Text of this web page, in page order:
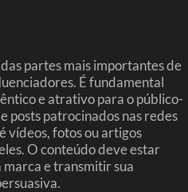
partes mais importantes de
É fundamental
e atrativo para o público-
posts patrocinados nas redes
vídeos, fotos ou artigos
O conteúdo deve estar
e transmitir sua